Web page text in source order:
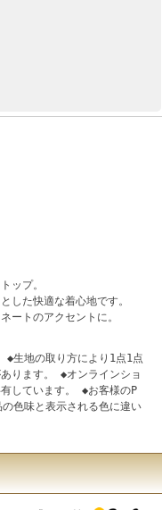
ップ。
した快適な着心地です。
ートのアクセントに。
◆生地の取り方により1点1点
ります。 ◆オンラインショ
しています。 ◆お客様のP
色味と表示される色に違い